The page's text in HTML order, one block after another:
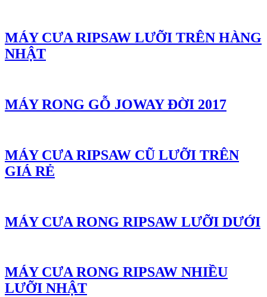
MÁY CƯA RIPSAW LƯỠI TRÊN HÀNG
NHẬT
MÁY RONG GỖ JOWAY ĐỜI 2017
MÁY CƯA RIPSAW CŨ LƯỠI TRÊN
GIÁ RẺ
MÁY CƯA RONG RIPSAW LƯỠI DƯỚI
MÁY CƯA RONG RIPSAW NHIỀU
LƯỠI NHẬT